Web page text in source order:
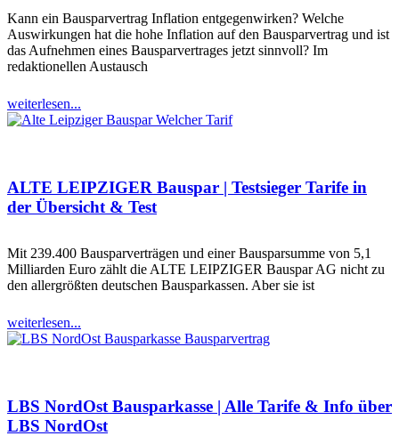
Kann ein Bausparvertrag Inflation entgegenwirken? Welche
Auswirkungen hat die hohe Inflation auf den Bausparvertrag und ist
das Aufnehmen eines Bausparvertrages jetzt sinnvoll? Im
redaktionellen Austausch
weiterlesen...
ALTE LEIPZIGER Bauspar | Testsieger Tarife in
der Übersicht & Test
Mit 239.400 Bausparverträgen und einer Bausparsumme von 5,1
Milliarden Euro zählt die ALTE LEIPZIGER Bauspar AG nicht zu
den allergrößten deutschen Bausparkassen. Aber sie ist
weiterlesen...
LBS NordOst Bausparkasse | Alle Tarife & Info über
LBS NordOst